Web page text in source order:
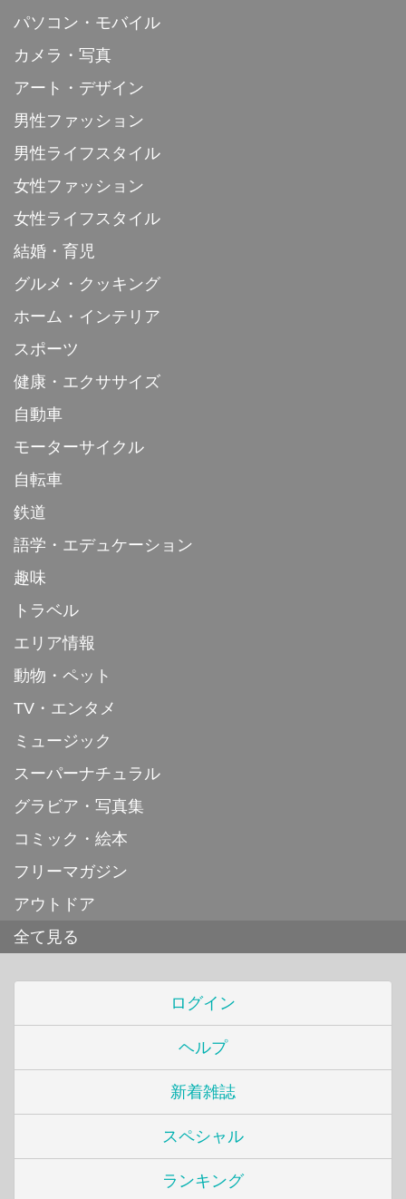
パソコン・モバイル
カメラ・写真
アート・デザイン
男性ファッション
男性ライフスタイル
女性ファッション
女性ライフスタイル
結婚・育児
グルメ・クッキング
ホーム・インテリア
スポーツ
健康・エクササイズ
自動車
モーターサイクル
自転車
鉄道
語学・エデュケーション
趣味
トラベル
エリア情報
動物・ペット
TV・エンタメ
ミュージック
スーパーナチュラル
グラビア・写真集
コミック・絵本
フリーマガジン
アウトドア
全て見る
ログイン
ヘルプ
新着雑誌
スペシャル
ランキング